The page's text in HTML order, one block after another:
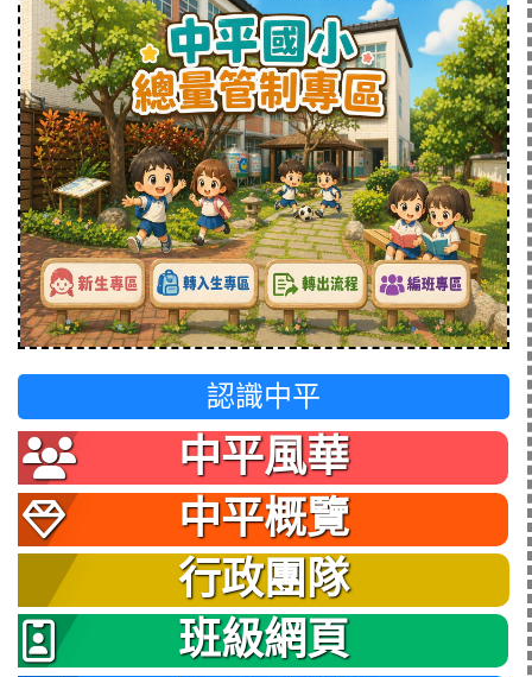
認識中平
中平風華
中平概覽
行政團隊
班級網頁